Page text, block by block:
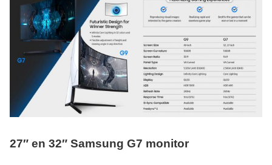
27″ en 32″ Samsung G7 monitor